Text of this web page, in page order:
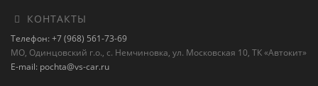
КОНТАКТЫ
Телефон: +7 (968) 561-73-69
МО, Одинцовский г.о., с. Немчиновка, ул. Московская 10, ТК «Автокит»
E-mail: pochta@vs-car.ru